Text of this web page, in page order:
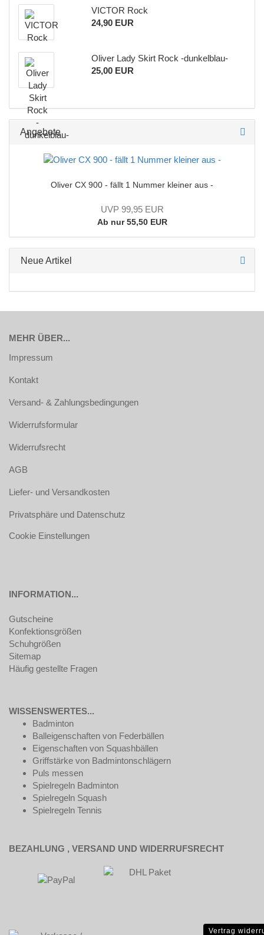
VICTOR Rock
24,90 EUR
Oliver Lady Skirt Rock -dunkelblau-
25,00 EUR
Angebote
Oliver CX 900 - fällt 1 Nummer kleiner aus -
UVP 99,95 EUR
Ab nur 55,50 EUR
Neue Artikel
MEHR ÜBER...
Impressum
Kontakt
Versand- & Zahlungsbedingungen
Widerrufsformular
Widerrufsrecht
AGB
Liefer- und Versandkosten
Privatsphäre und Datenschutz
Cookie Einstellungen
INFORMATION...
Gutscheine
Konfektionsgrößen
Schuhgrößen
Sitemap
Häufig gestellte Fragen
WISSENSWERTES...
Badminton
Balleigenschaften von Federbällen
Eigenschaften von Squashbällen
Griffstärke von Badmintonschlägern
Puls messen
Spielregeln Badminton
Spielregeln Squash
Spielregeln Tennis
BEZAHLUNG , VERSAND UND WIDERRUFSRECHT
Vertrag